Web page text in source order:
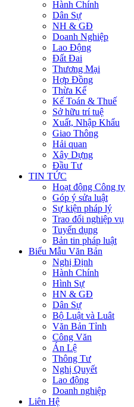
Hành Chính
Dân Sự
NH & GĐ
Doanh Nghiệp
Lao Động
Đất Đai
Thương Mại
Hợp Đồng
Thừa Kế
Kế Toán & Thuế
Sở hữu trí tuệ
Xuất, Nhập Khẩu
Giao Thông
Hải quan
Xây Dựng
Đầu Tư
TIN TỨC
Hoạt động Công ty
Góp ý sửa luật
Sự kiện pháp lý
Trao đổi nghiệp vụ
Tuyển dụng
Bản tin pháp luật
Biểu Mẫu Văn Bản
Nghị Định
Hành Chính
Hình Sự
HN & GĐ
Dân Sự
Bộ Luật và Luât
Văn Bản Tỉnh
Công Văn
Án Lệ
Thông Tư
Nghị Quyết
Lao động
Doanh nghiệp
Liên Hệ